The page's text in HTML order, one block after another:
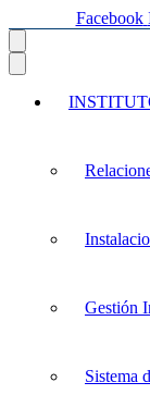
Facebook
Gestión
Sistema